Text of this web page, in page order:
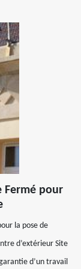
Fermé pour
la pose de
d’extérieur Site
d’un travail